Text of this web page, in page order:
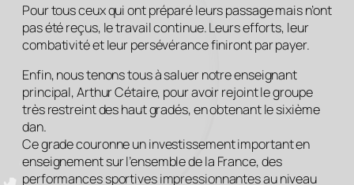
Pour tous ceux qui ont préparé leurs passage mais n’ont
pas été reçus, le travail continue. Leurs efforts, leur
combativité et leur persévérance finiront par payer.
Enfin, nous tenons tous à saluer notre enseignant
principal, Arthur Cétaire, pour avoir rejoint le groupe
très restreint des haut gradés, en obtenant le sixième
dan.
Ce grade couronne un investissement important en
enseignement sur l’ensemble de la France, des
performances sportives impressionnantes au niveau